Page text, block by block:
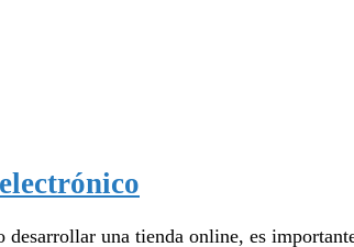
una tienda online, es